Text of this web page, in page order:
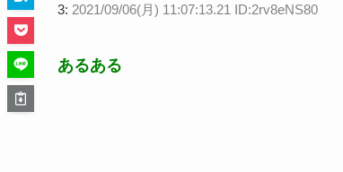
3: 2021/09/06(月) 11:07:13.21 ID:2rv8eNS80
あるある